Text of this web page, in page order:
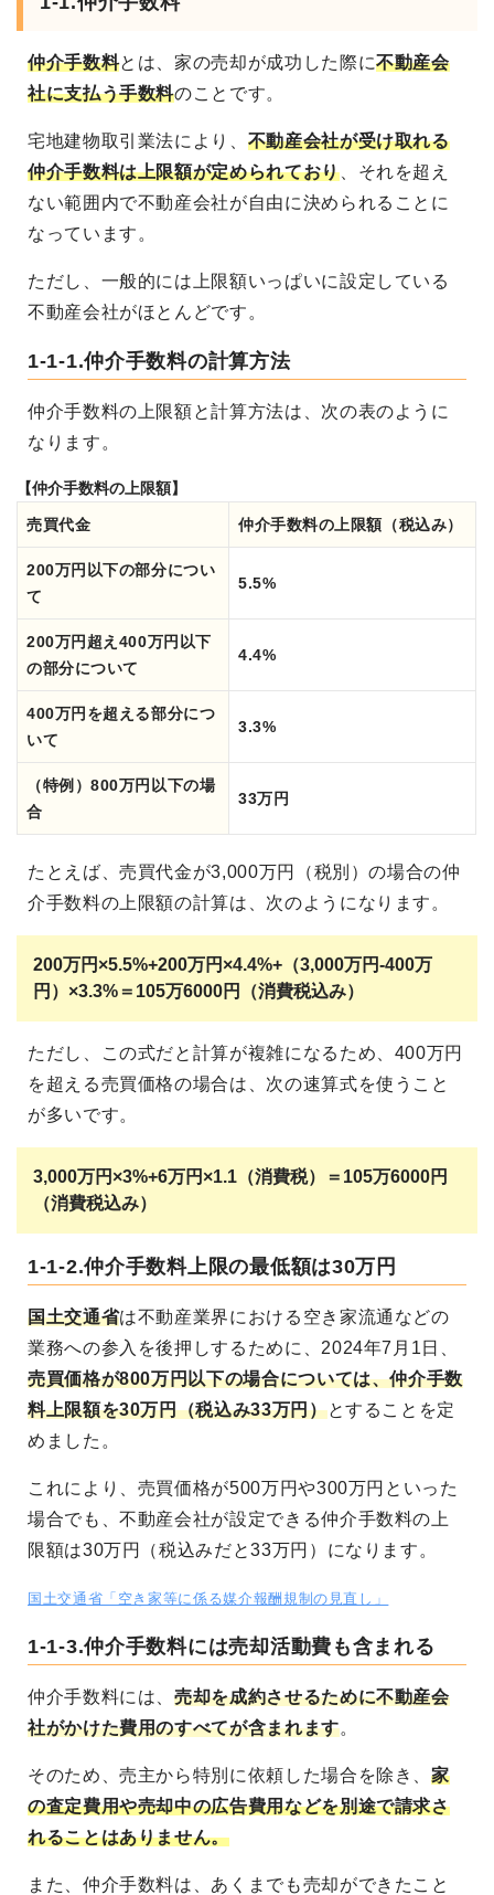
仲介手数料とは、家の売却が成功した際に不動産会
社に支払う手数料のことです。
宅地建物取引業法により、 不動産会社が受け取れる
仲介手数料は上限額が定められており、それを超え
ない範囲内で不動産会社が自由に決められることに
なっています。
ただし、一般的には上限額いっぱいに設定している
不動産会社がほとんどです。
1-1-1.仲介手数料の計算方法
仲介手数料の上限額と計算方法は、次の表のように
なります。
【仲介手数料の上限額】
売買代金 仲介手数料の上限額（税込み）
200万円以下の部分につい
て
5.5%
200万円超え400万円以下
の部分について
4.4%
400万円を超える部分につ
いて
3.3%
（特例）800万円以下の場
合
33万円
たとえば、売買代金が3,000万円（税別）の場合の仲
介手数料の上限額の計算は、次のようになります。
200万円×5.5%+200万円×4.4%+（3,000万円-400万
円）×3.3%＝105万6000円（消費税込み）
ただし、この式だと計算が複雑になるため、400万円
を超える売買価格の場合は、次の速算式を使うこと
が多いです。
3,000万円×3%+6万円×1.1（消費税）＝105万6000円
（消費税込み）
1-1-2.仲介手数料上限の最低額は30万円
国土交通省は不動産業界における空き家流通などの
業務への参入を後押しするために、2024年7月1日、
売買価格が800万円以下の場合については、仲介手数
料上限額を30万円（税込み33万円）とすることを定
めました。
これにより、売買価格が500万円や300万円といった
場合でも、不動産会社が設定できる仲介手数料の上
限額は30万円（税込みだと33万円）になります。
国土交通省「空き家等に係る媒介報酬規制の見直し」
1-1-3.仲介手数料には売却活動費も含まれる
仲介手数料には、売却を成約させるために不動産会
社がかけた費用のすべてが含まれます。
そのため、売主から特別に依頼した場合を除き、家
の査定費用や売却中の広告費用などを別途で請求さ
れることはありません。
また、仲介手数料は、あくまでも売却ができたこと